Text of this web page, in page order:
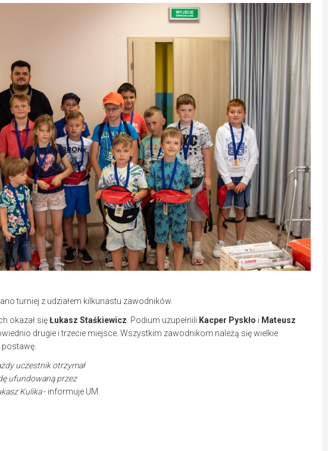
turniej z udziałem kilkunastu zawodników.
okazał sięŁukasz Staśkiewicz . Podium uzupełnili Kacper Pyskło i Mateusz
drugie i trzecie miejsce. Wszystkim zawodnikom należą się wielkie
uczestnik otrzymał
ufundowaną przez
Kulika- informuje UM.